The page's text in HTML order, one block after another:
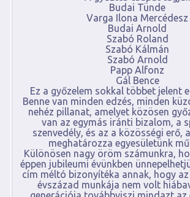
Budai Tünde
Varga Ilona Mercédesz
Budai Arnold
Szabó Roland
Szabó Kálmán
Szabó Arnold
Papp Alfonz
Gál Bence
Ez a győzelem sokkal többet jelent
Benne van minden edzés, minden
nehéz pillanat, amelyet közösen
van az egymás iránti bizalom, a
szenvedély, és az a közösségi erő,
meghatározza egyesületünk
Különösen nagy öröm számunkra,
éppen jubileumi évünkben
cím méltó bizonyítéka annak, hogy
évszázad munkája nem volt